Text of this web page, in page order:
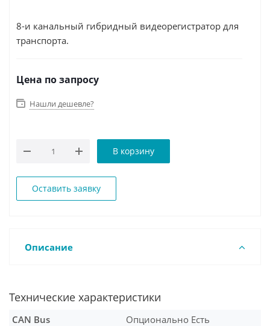
8-и канальный гибридный видеорегистратор для
транспорта.
Цена по запросу
Нашли дешевле?
В корзину
Оставить заявку
Описание
Технические характеристики
CAN Bus
Опционально Есть